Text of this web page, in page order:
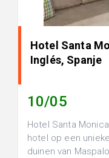
Hotel Santa
Inglés, Spanje
10/05
Hotel Santa
hotel op een
duinen van